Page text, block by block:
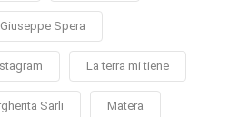
Giuseppe Spera
La terra mi tiene
Sarli Matera